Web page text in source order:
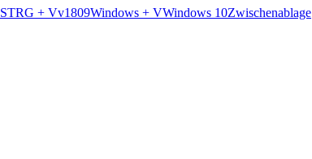
STRG + Vv1809Windows + VWindows 10Zwischenablage